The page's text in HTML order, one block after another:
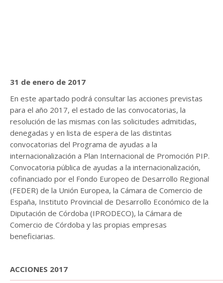
31 de enero de 2017
En este apartado podrá consultar las acciones previstas
para el año 2017, el estado de las convocatorias, la
resolución de las mismas con las solicitudes admitidas,
denegadas y en lista de espera de las distintas
convocatorias del Programa de ayudas a la
internacionalización a Plan Internacional de Promoción PIP.
Convocatoria pública de ayudas a la internacionalización,
cofinanciado por el Fondo Europeo de Desarrollo Regional
(FEDER) de la Unión Europea, la Cámara de Comercio de
España, Instituto Provincial de Desarrollo Económico de la
Diputación de Córdoba (IPRODECO), la Cámara de
Comercio de Córdoba y las propias empresas
beneficiarias.
ACCIONES 2017